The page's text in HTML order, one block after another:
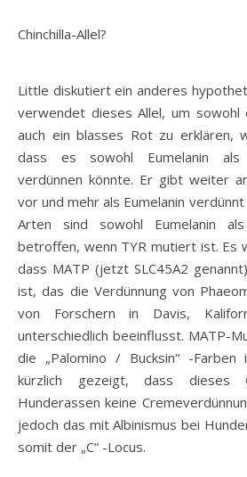
Chinchilla-Allel?
Little diskutiert ein anderes
verwendet dieses Allel, um sowohl
auch ein blasses Rot zu erklären,
dass es sowohl Eumelanin als
verdünnen könnte. Er gibt weiter
vor und mehr als Eumelanin
Arten sind sowohl Eumelanin als
betroffen, wenn TYR mutiert ist. Es
dass MATP (jetzt SLC45A2
ist, das die Verdünnung von
von Forschern in Davis,
unterschiedlich beeinflusst. MATP-
die „Palomino / Bucksin“ -
kürzlich gezeigt, dass dieses
Hunderassen keine
jedoch das mit Albinismus bei
somit der „C“ -Locus.